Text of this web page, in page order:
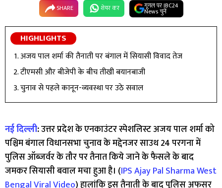
SHARE शेयर कर गूगल पर IBC24
News चुनें
HIGHLIGHTS
अजय पाल शर्मा की तैनाती पर बंगाल में सियासी विवाद तेज
टीएमसी और बीजेपी के बीच तीखी बयानबाजी
चुनाव से पहले कानून-व्यवस्था पर उठे सवाल
नई दिल्ली:उत्तर प्रदेश के एनकाउंटर स्पेशलिस्ट अजय पाल शर्मा को
पश्चिम बंगाल विधानसभा चुनाव के मद्देनजर साउथ 24 परगना में
पुलिस ऑब्जर्वर के तौर पर तैनात किये जाने के फैसले के बाद
जमकर सियासी बवाल मचा हुआ है। (IPS Ajay Pal Sharma West
Bengal Viral Video) हालांकि इस तैनाती के बाद पुलिस अफसर